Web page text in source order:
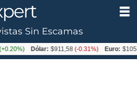
Sin Escamas
Dólar: $911,58(-0.31%) Euro: $1053,36(-